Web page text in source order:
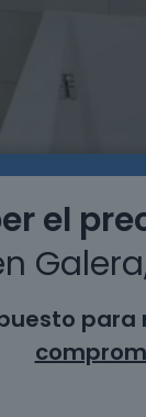
el
para